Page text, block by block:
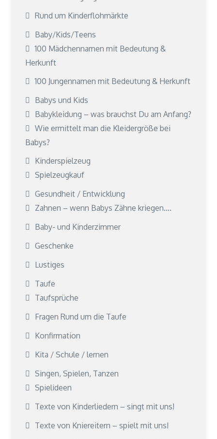
Rund um Kinderflohmärkte
Baby/Kids/Teens
100 Mädchennamen mit Bedeutung &
Herkunft
100 Jungennamen mit Bedeutung & Herkunft
Babys und Kids
Babykleidung – was brauchst Du am Anfang?
Wie ermittelt man die Kleidergröße bei
Babys?
Kinderspielzeug
Spielzeugkauf
Gesundheit / Entwicklung
Zahnen – wenn Babys Zähne kriegen….
Baby- und Kinderzimmer
Geschenke
Lustiges
Taufe
Taufsprüche
Fragen Rund um die Taufe
Konfirmation
Kita / Schule / lernen
Singen, Spielen, Tanzen
Spielideen
Texte von Kinderliedern – singt mit uns!
Texte von Kniereitern – spielt mit uns!